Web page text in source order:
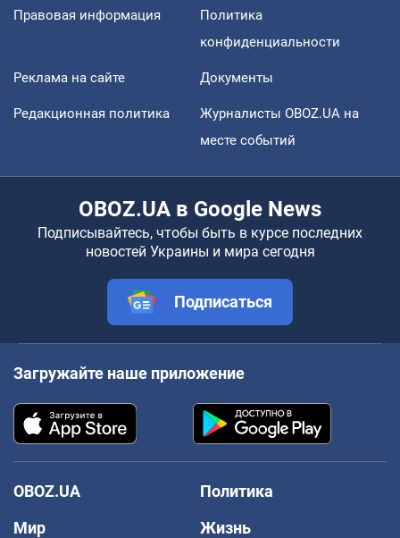
Правовая информация
Политика
конфиденциальности
Реклама на сайте Документы
Редакционная политика
Журналисты OBOZ.UA на
месте событий
OBOZ.UA в Google News
Подписывайтесь, чтобы быть в курсе последних
новостей Украины и мира сегодня
Подписаться
Загружайте наше приложение
OBOZ.UA
Политика
Мир
Жизнь